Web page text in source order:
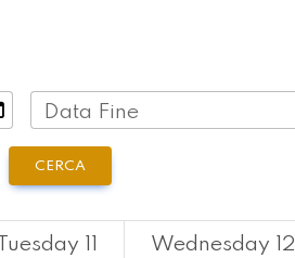
Data Fine
CERCA
Tuesday 11 Wednesday 12